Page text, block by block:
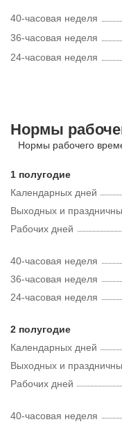
40-часовая неделя
36-часовая неделя
24-часовая неделя
Нормы
Нормы рабочего
1 полугодие
Календарных дней
Рабочих дней
Выходных и
40-часовая неделя
36-часовая неделя
24-часовая неделя
2 полугодие
Календарных дней
Рабочих дней
Выходных и
40-часовая неделя